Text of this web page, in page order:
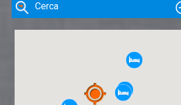
Cerca
Clicca su una risorsa nella mappa
per visualizzare le informazioni